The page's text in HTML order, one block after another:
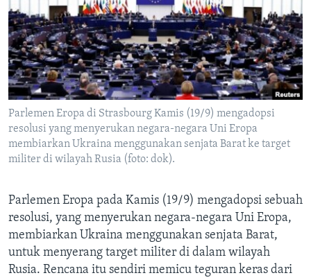
Bahasa-bahasa
Parlemen Eropa di Strasbourg Kamis (19/9) mengadopsi
resolusi yang menyerukan negara-negara Uni Eropa
membiarkan Ukraina menggunakan senjata Barat ke target
militer di wilayah Rusia (foto: dok).
Parlemen Eropa pada Kamis (19/9) mengadopsi sebuah
resolusi, yang menyerukan negara-negara Uni Eropa,
membiarkan Ukraina menggunakan senjata Barat,
untuk menyerang target militer di dalam wilayah
Rusia. Rencana itu sendiri memicu teguran keras dari